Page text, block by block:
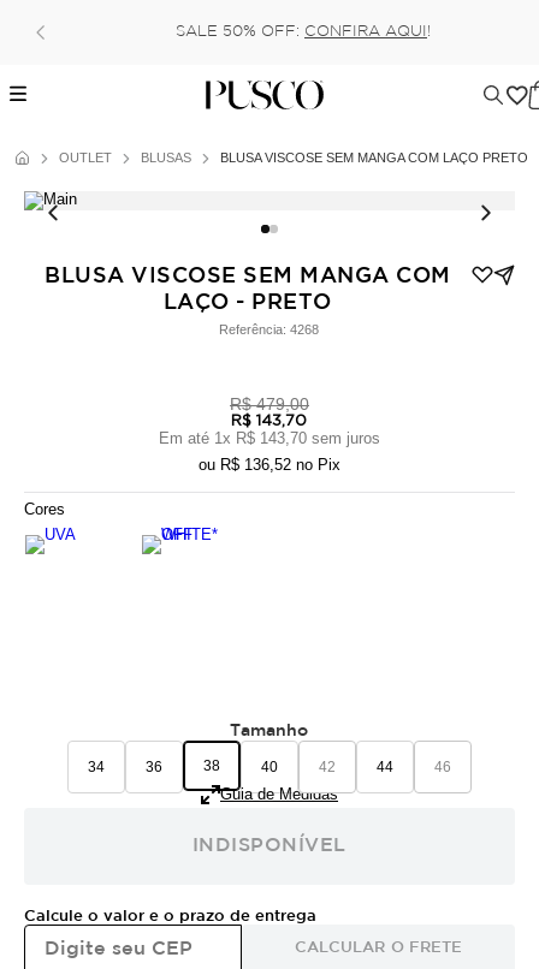
SALE 50% OFF: CONFIRA AQUI !
OUTLET BLUSAS BLUSA VISCOSE SEM MANGA COM LAÇO PRETO
BLUSA VISCOSE SEM MANGA COM
LAÇO - PRETO
Referência:4268
R$ 479,00
R$ 143,70
Em até 1x R$ 143,70 sem juros
ou R$ 136,52 no Pix
Cores
Tamanho
34 36 38 40 42 44 46
Guia de Medidas
INDISPONÍVEL
Calcule o valor e o prazo de entrega
CALCULAR O FRETE